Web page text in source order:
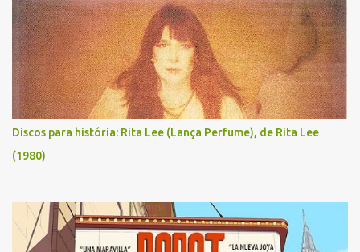
Discos para história: Rita Lee (Lança Perfume), de Rita Lee
(1980)